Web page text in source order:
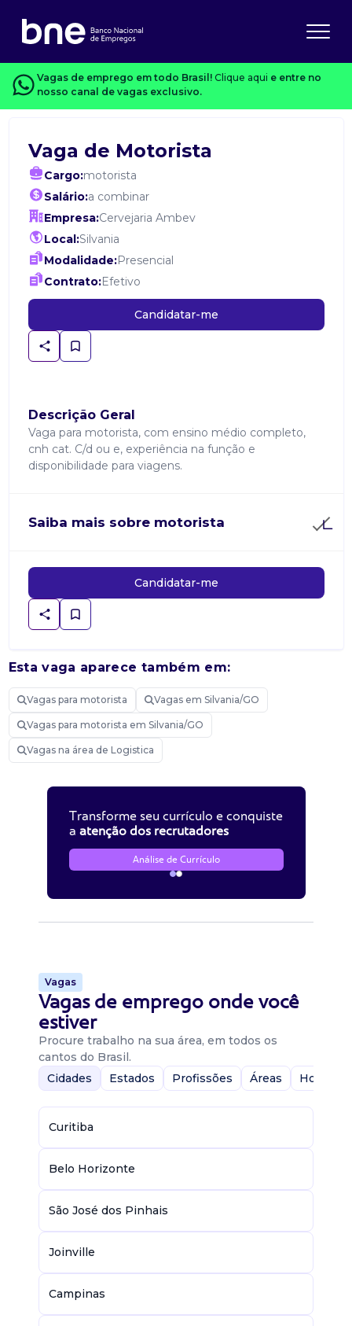
Vagas de emprego em todo Brasil! Clique aqui e entre no
nosso canal de vagas exclusivo.
Vaga de Motorista
Cargo:motorista
Salário:a combinar
Empresa:Cervejaria Ambev
Local:Silvania
Modalidade:Presencial
Contrato:Efetivo
Candidatar-me
Descrição Geral
Vaga para motorista, com ensino médio completo,
cnh cat. C/d ou e, experiência na função e
disponibilidade para viagens.
Saiba mais sobre motorista
Candidatar-me
Esta vaga aparece também em:
Vagas para motorista Vagas em Silvania/GO
Vagas para motorista em Silvania/GO
Vagas na área de Logistica
Transforme seu currículo e conquiste
a atenção dos recrutadores
Análise de Currículo
Vagas
Vagas de emprego onde você
estiver
Procure trabalho na sua área, em todos os
cantos do Brasil.
Cidades
Estados Profissões Áreas Home-
Curitiba
Belo Horizonte
São José dos Pinhais
Joinville
Campinas